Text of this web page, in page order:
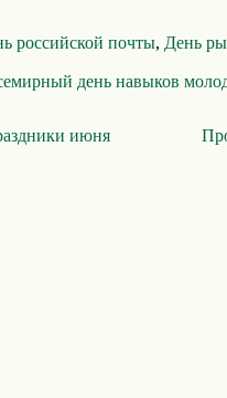
российской почты, День
день навыков
июня